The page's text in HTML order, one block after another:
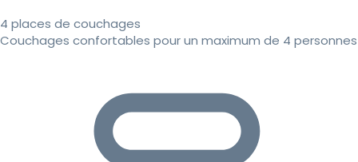
4 places de couchages
Couchages confortables pour un maximum de 4 personnes